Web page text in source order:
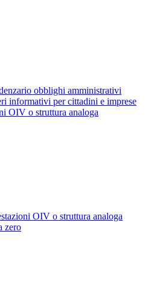
obblighi amministrativi
informativi per cittadini e imprese
OIV o struttura analoga
OIV o struttura analoga
zero